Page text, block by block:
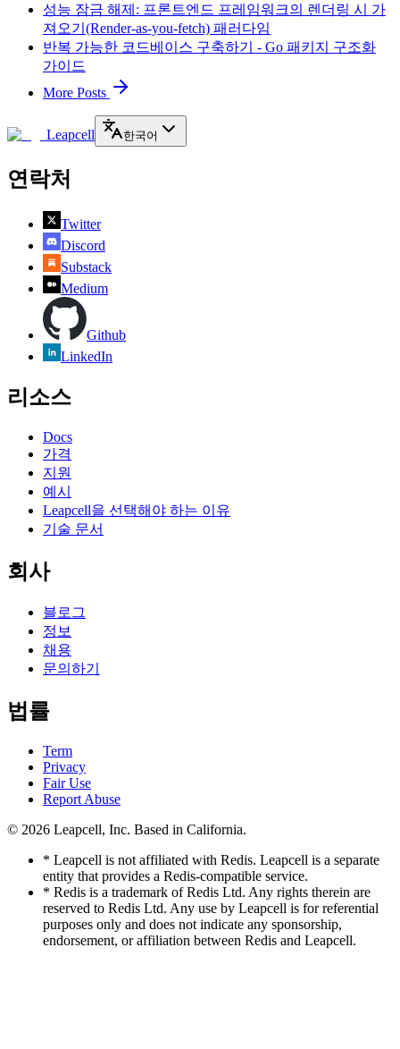
성능 잠금 해제: 프론트엔드 프레임워크의 렌더링 시 가
져오기(Render-as-you-fetch) 패러다임
반복 가능한 코드베이스 구축하기 - Go 패키지 구조화
가이드
More Posts
Leapcell 한국어
연락처
Twitter
Discord
Substack
Medium
Github
LinkedIn
리소스
Docs
가격
지원
예시
Leapcell을 선택해야 하는 이유
기술 문서
회사
블로그
정보
채용
문의하기
법률
Term
Privacy
Fair Use
Report Abuse
© 2026 Leapcell, Inc. Based in California.
* Leapcell is not affiliated with Redis. Leapcell is a separate
entity that provides a Redis-compatible service.
* Redis is a trademark of Redis Ltd. Any rights therein are
reserved to Redis Ltd. Any use by Leapcell is for referential
purposes only and does not indicate any sponsorship,
endorsement, or affiliation between Redis and Leapcell.